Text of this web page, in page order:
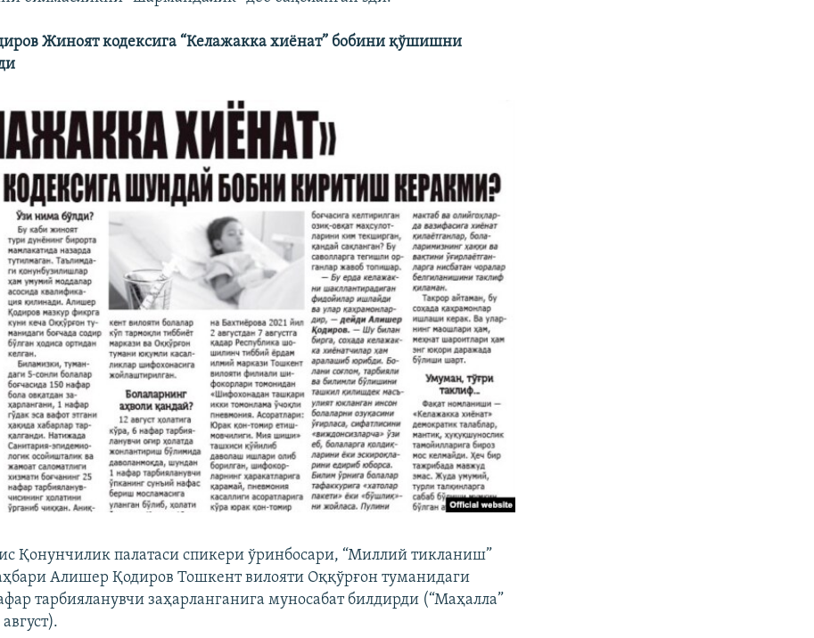
Жиноят кодексига “Келажакка хиёнат” бобини қўшишни
Қонунчилик палатаси cпикери ўринбосари, “Миллий тикланиш”
Алишер Қодиров Тошкент вилояти Оққўрғон туманидаги
тарбияланувчи заҳарланганига муносабат билдирди (“Маҳалла”